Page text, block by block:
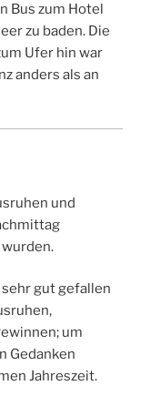
Bus zum Hotel
zu baden. Die
Ufer hin war
anders als an
und
sehr gut gefallen
um
Gedanken
Jahreszeit.